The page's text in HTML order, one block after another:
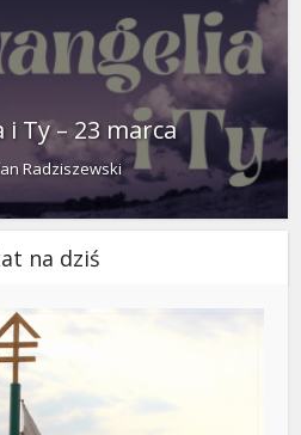
i Ty – 23 marca
Radziszewski
na dziś